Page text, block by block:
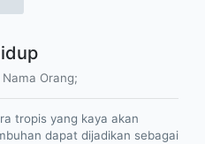
Nama Orang;
tropis yang kaya akan
dapat dijadikan sebagai